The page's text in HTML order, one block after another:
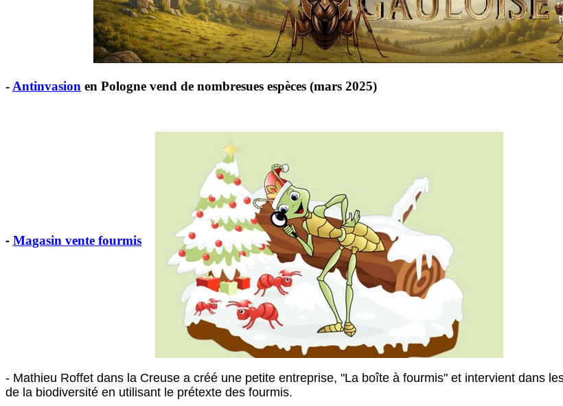
- Antinvasion en Pologne vend de nombresues espèces (mars 2025)
- Magasin vente fourmis
- Mathieu Roffet dans la Creuse a créé une petite entreprise, "La boîte à fourmis" et intervient dans
de la biodiversité en utilisant le prétexte des fourmis.